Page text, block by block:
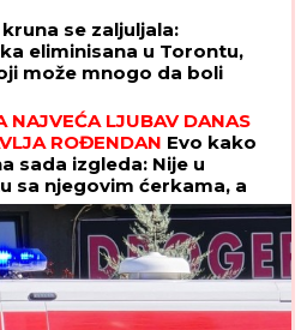
se zaljuljala:
eliminisana u Torontu,
može mnogo da boli
NAJVEĆA LJUBAV DANAS
ROĐENDAN Evo kako
sada izgleda: Nije u
sa njegovim ćerkama, a
svi komentarišu